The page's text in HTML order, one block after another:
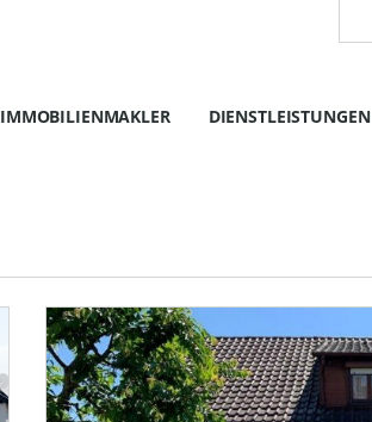
IMMOBILIENMAKLER DIENSTLEISTUNGEN